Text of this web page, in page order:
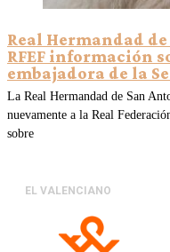
Real Hermandad
RFEF información
embajadora de la
La Real Hermandad de San
nuevamente a la Real
sobre
EL VALENCIANO